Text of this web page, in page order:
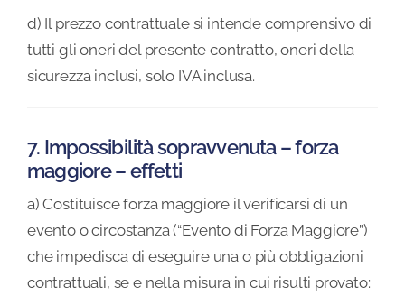
d) Il prezzo contrattuale si intende comprensivo di
tutti gli oneri del presente contratto, oneri della
sicurezza inclusi, solo IVA inclusa.
7. Impossibilità sopravvenuta – forza
maggiore – effetti
a) Costituisce forza maggiore il verificarsi di un
evento o circostanza (“Evento di Forza Maggiore”)
che impedisca di eseguire una o più obbligazioni
contrattuali, se e nella misura in cui risulti provato: